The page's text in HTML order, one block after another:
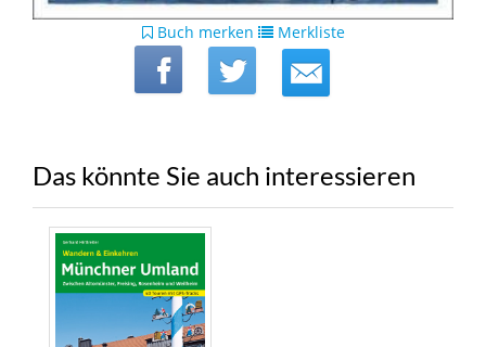
Buch merken Merkliste
Das könnte Sie auch interessieren